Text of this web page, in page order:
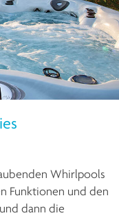
Whirlpools
Funktionen und den
dann die